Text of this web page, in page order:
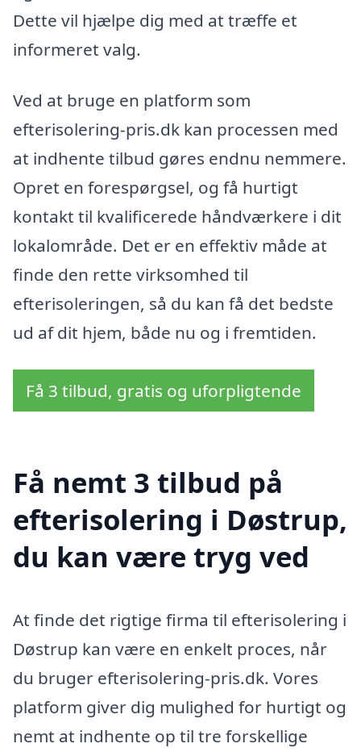
Dette vil hjælpe dig med at træffe et
informeret valg.
Ved at bruge en platform som
efterisolering-pris.dk kan processen med
at indhente tilbud gøres endnu nemmere.
Opret en forespørgsel, og få hurtigt
kontakt til kvalificerede håndværkere i dit
lokalområde. Det er en effektiv måde at
finde den rette virksomhed til
efterisoleringen, så du kan få det bedste
ud af dit hjem, både nu og i fremtiden.
Få 3 tilbud, gratis og uforpligtende
Få nemt 3 tilbud på
efterisolering i Døstrup,
du kan være tryg ved
At finde det rigtige firma til efterisolering i
Døstrup kan være en enkelt proces, når
du bruger efterisolering-pris.dk. Vores
platform giver dig mulighed for hurtigt og
nemt at indhente op til tre forskellige